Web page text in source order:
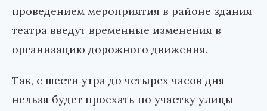
проведением мероприятия в районе здания
театра введут временные изменения в
организацию дорожного движения.
Так, с шести утра до четырех часов дня
нельзя будет проехать по участку улицы